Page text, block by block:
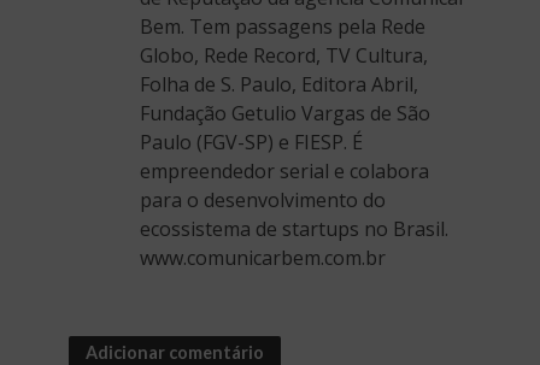
Bem. Tem passagens pela Rede
Globo, Rede Record, TV Cultura,
Folha de S. Paulo, Editora Abril,
Fundação Getulio Vargas de São
Paulo (FGV-SP) e FIESP. É
empreendedor serial e colabora
para o desenvolvimento do
ecossistema de startups no Brasil.
www.comunicarbem.com.br
Adicionar comentário